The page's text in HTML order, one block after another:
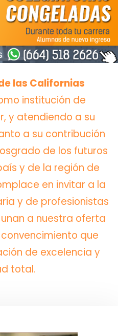
las Californias
institución de
y atendiendo a su
a su contribución
de los futuros
y de la región de
en invitar a la
y de profesionistas
a nuestra oferta
que
de excelencia y
total.